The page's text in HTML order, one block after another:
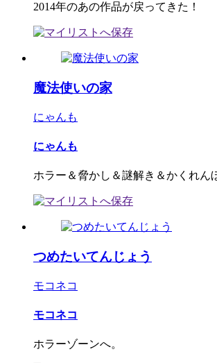
2014年のあの作品が戻ってきた！
魔法使いの家
にゃんも
にゃんも
ホラー＆脅かし＆謎解き＆かくれん
つめたいてんじょう
モコネコ
モコネコ
ホラーゾーンへ。